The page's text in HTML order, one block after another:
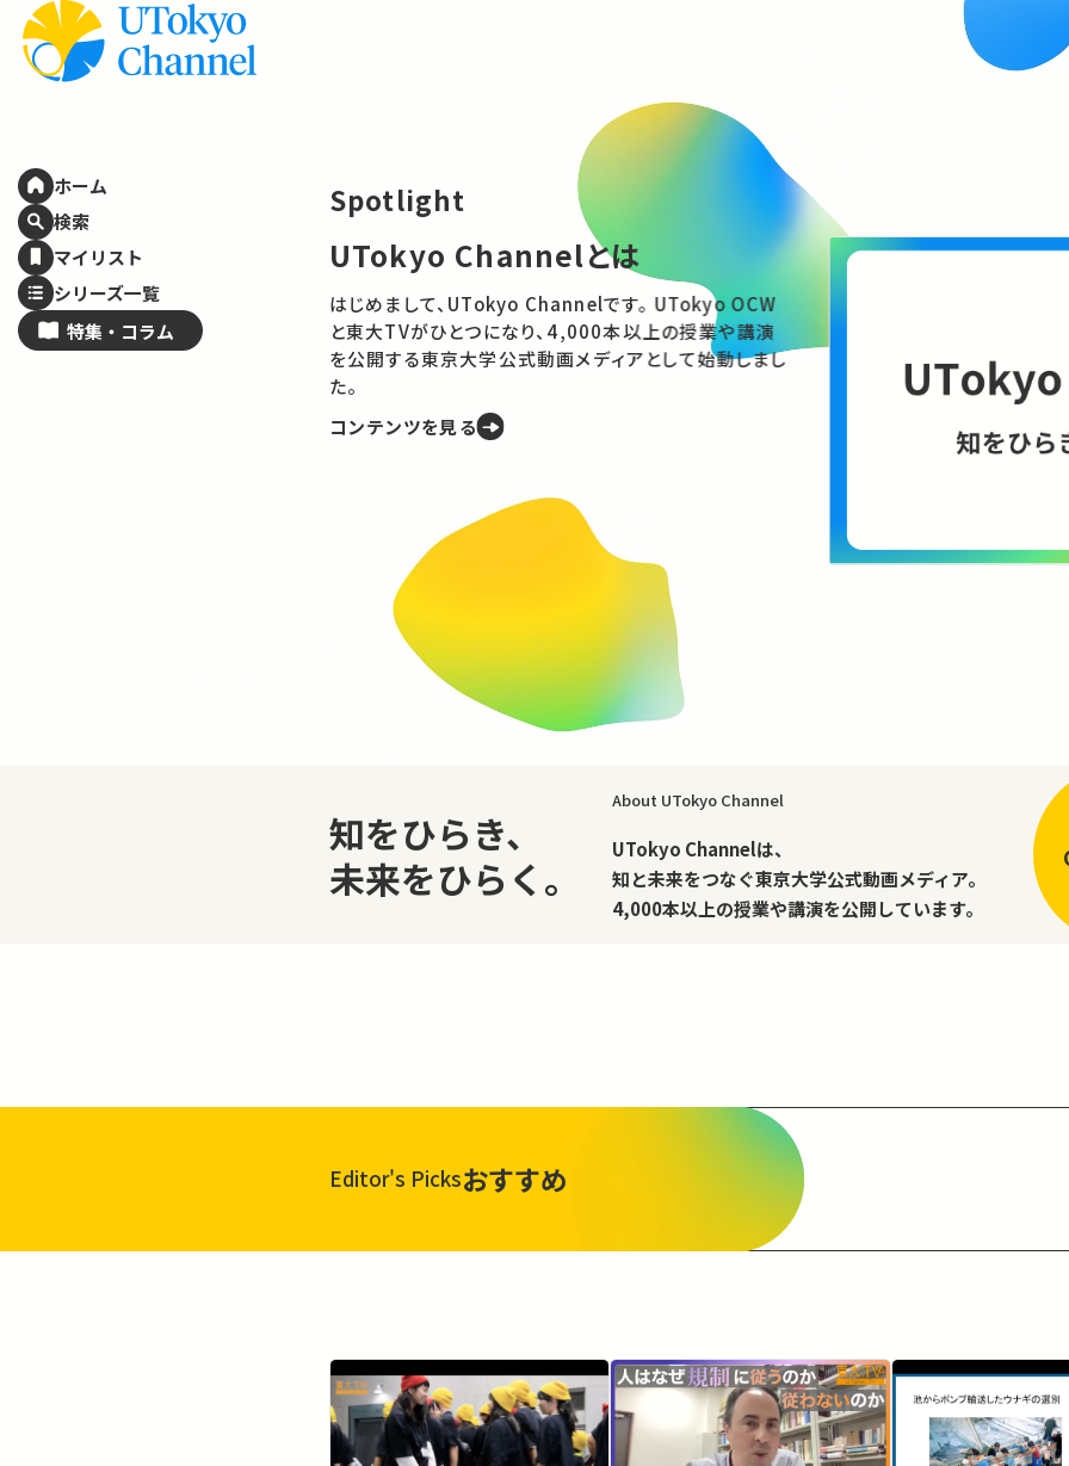
ホーム
検索
マイリスト
シリーズ一覧
特集・ コラム
Spotlight
UTokyo Channelとは
はじめまして、UTokyo Channelです。 UTokyo OCW
と東大TVがひとつになり、4,000本以上の授業や講演
を公開する東京大学公式動画メディアとして始動しまし
た。
コンテンツを見る
知をひらき、
未来をひらく。
About UTokyo Channel
UTokyo Channelは、
知と未来をつなぐ東京大学公式動画メディア。
4,000本以上の授業や講演を公開しています。
Editor's Picksおすすめ